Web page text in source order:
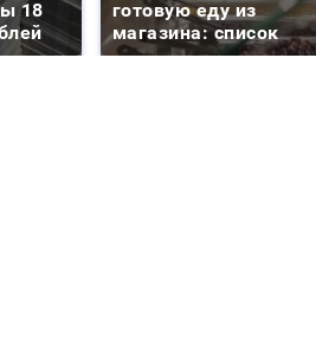
18
готовую еду из
магазина: список